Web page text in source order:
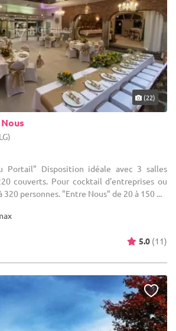
(22)
Portail" Disposition idéale avec 3 salles
couverts. Pour cocktail d'entreprises ou
personnes. "Entre Nous" de 20 à 150 ...
5.0 (11)